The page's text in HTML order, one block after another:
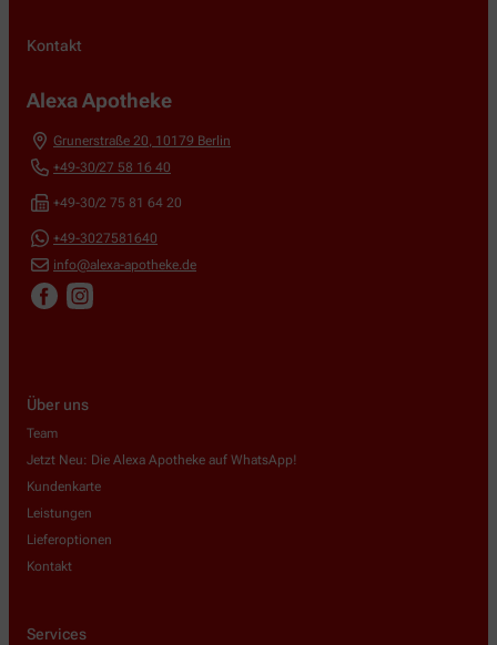
Kontakt
Alexa Apotheke
Grunerstraße 20, 10179 Berlin
+49-30/27 58 16 40
+49-30/2 75 81 64 20
+49-3027581640
info@alexa-apotheke.de
Über uns
Team
Jetzt Neu: Die Alexa Apotheke auf WhatsApp!
Kundenkarte
Leistungen
Lieferoptionen
Kontakt
Services